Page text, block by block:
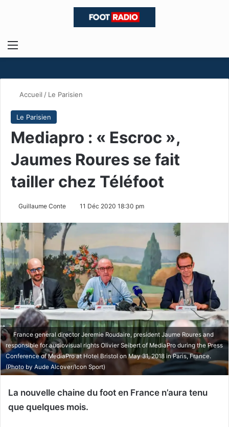
Menu
Accueil / Le Parisien
Le Parisien
Mediapro : « Escroc »,
Jaumes Roures se fait
tailler chez Téléfoot
Guillaume Conte 11 Déc 2020 18:30 pm
France general director Jeremie Roudaire, president Jaume Roures and
responsible for audiovisual rights Olivier Seibert of MediaPro during the Press
Conference of MediaPro at Hotel Bristol on May 31, 2018 in Paris, France.
(Photo by Aude Alcover/Icon Sport)
La nouvelle chaine du foot en France n’aura tenu
que quelques mois.